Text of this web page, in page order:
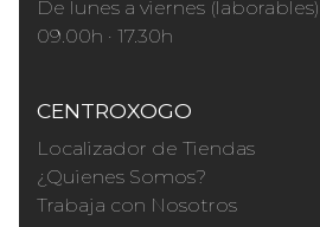
De lunes a viernes (laborables)
09.00h · 17.30h
CENTROXOGO
Localizador de Tiendas
¿Quienes Somos?
Trabaja con Nosotros